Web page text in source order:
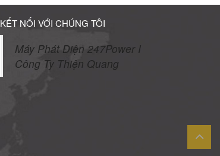
KẾT NỐI VỚI CHÚNG TÔI
Máy Phát Điện 247Power I
Công Ty Thiện Quang